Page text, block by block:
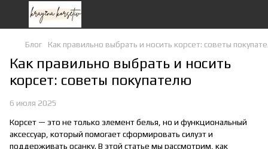
Блог Как правильно выбрать и носить корсет: советы
Как правильно выбрать и носить
корсет: советы покупателю
6 июля 2025
Корсет — это не только элемент белья, но и функциональный
аксессуар, который помогает сформировать силуэт и
поддерживать осанку. В этой статье мы рассмотрим, как